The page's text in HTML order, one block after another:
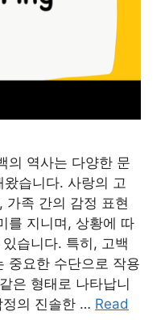
의 역사는 다양한 문
습니다. 사랑의 고
가족 간의 감정 표현
를 지니며, 상황에 따
습니다. 특히, 고백
중요한 수단으로 작용
은 형태로 나타납니
정의 진솔한 … Read